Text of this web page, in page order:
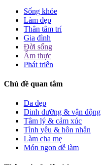
Sống khỏe
Làm đẹp
Thân tâm trí
Gia đình
Đời sống
Ẩm thực
Phát triển
Chủ đề quan tâm
Da đẹp
Dinh dưỡng & vận động
Tâm lý & cảm xúc
Tình yêu & hôn nhân
Làm cha mẹ
Món ngon dễ làm